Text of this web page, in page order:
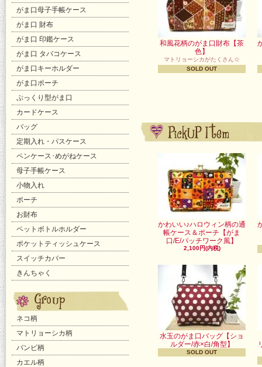
がま口母子手帳ケース
がま口 財布
がま口 印鑑ケース
がま口 タバコケース
がま口キーホルダー
がま口ポーチ
ぷっくり型がま口
カードケース
バッグ
定期入れ・パスケース
ペンケース･めがねケース
母子手帳ケース
小物入れ
ポーチ
お財布
ペットボトルホルダー
ポケットティッシュケース
スイッチカバー
きんちゃく
ネコ柄
マトリョーシカ柄
バンビ柄
カエル柄
和風花柄のがま口財布【茶
色】
マトリョーシカがたくさん☆
SOLD OUT
かわいい♪ハロウィン柄の通
帳ケース＆ポーチ【がま
口/E/パッチワーク風】
2,100円(内税)
水玉のがま口バッグ【ショ
ルダー/赤×白/角型】
SOLD OUT